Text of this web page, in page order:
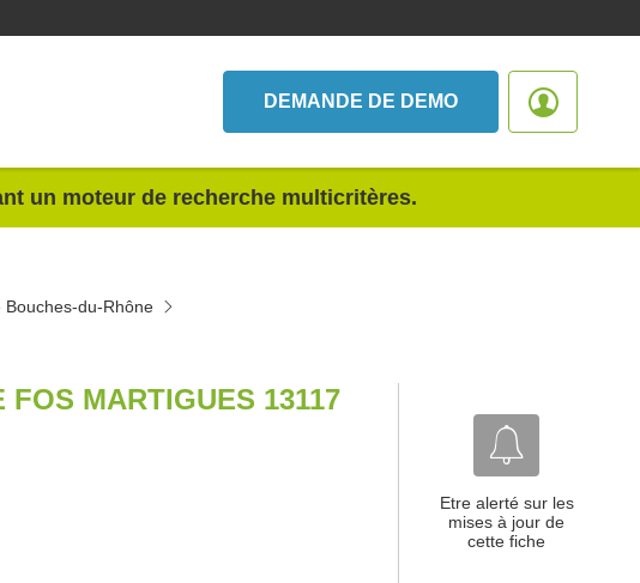
DEMANDE DE DEMO
un moteur de recherche multicritères.
du-Rhône
MARTIGUES 13117
Etre alerté sur les
mises à jour de
cette fiche